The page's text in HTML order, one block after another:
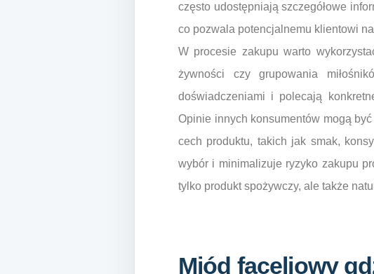
często udostępniają szczegółowe
co pozwala potencjalnemu klientowi
W procesie zakupu warto
żywności czy grupowania
doświadczeniami i polecają
Opinie innych konsumentów mogą
cech produktu, takich jak smak,
wybór i minimalizuje ryzyko zakupu
tylko produkt spożywczy, ale także
Miód faceliowy